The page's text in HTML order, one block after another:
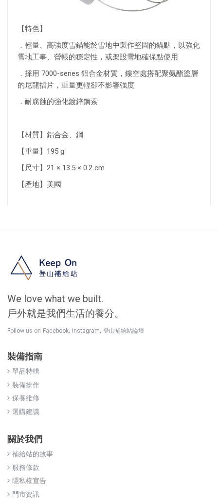
【特色】
．輕量、高強度雪錨能於雪地中製作堅固的錨點，以強化
雪地工事、營帳的穩定性，或架設雪地確保點使用
．採用 7000-series 鋁合金材質，鏤空處搭配聚氨酯塗層
的尼龍擋片，重量更輕卻不影響強度
．耐腐蝕的強化鍍鋅鋼索
【材質】鋁合金、鋼
【重量】195 g
【尺寸】21 × 13.5 × 0.2 cm
【產地】美國
We love what we built.
戶外就是我們生活的養分。
Follow us on Facebook, Instagram, 登山補給站論壇
裝備指南
單品特輯
裝備操作
保養維修
選購建議
關於我們
補給站的故事
服務條款
隱私權宣告
門市資訊